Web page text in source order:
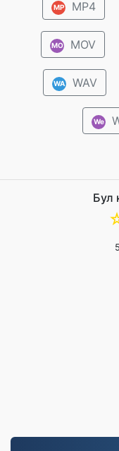
MP MP4
MO MOV
WA WAV
We
Бул